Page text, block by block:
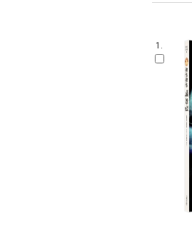
1.